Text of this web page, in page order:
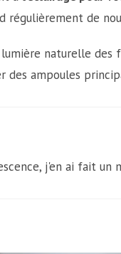
régulièrement de
naturelle des
des ampoules
j'en ai fait